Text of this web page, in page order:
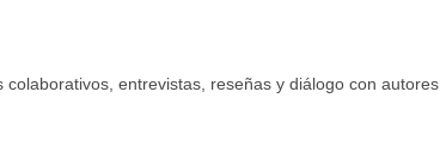
entrevistas, reseñas y diálogo con autores,